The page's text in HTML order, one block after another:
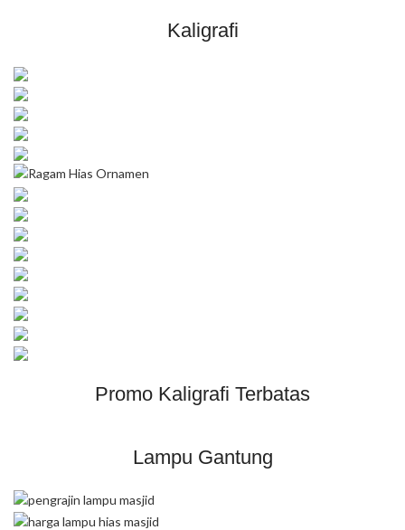
Kaligrafi
Promo Kaligrafi Terbatas
Lampu Gantung